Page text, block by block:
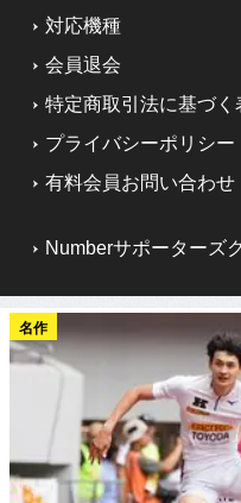
対応機種
会員退会
特定商取引法に基づく
プライバシーポリシー
有料会員お問い合わせ
Numberサポーターズ
名作